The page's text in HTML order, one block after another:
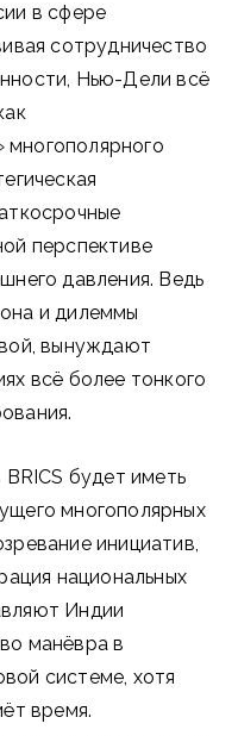
в сфере
сотрудничество
Нью-Дели всё
перспективе
давления. Ведь
и дилеммы
вынуждают
всё более тонкого
будет иметь
многополярных
инициатив,
национальных
Индии
манёвра в
системе, хотя
время.